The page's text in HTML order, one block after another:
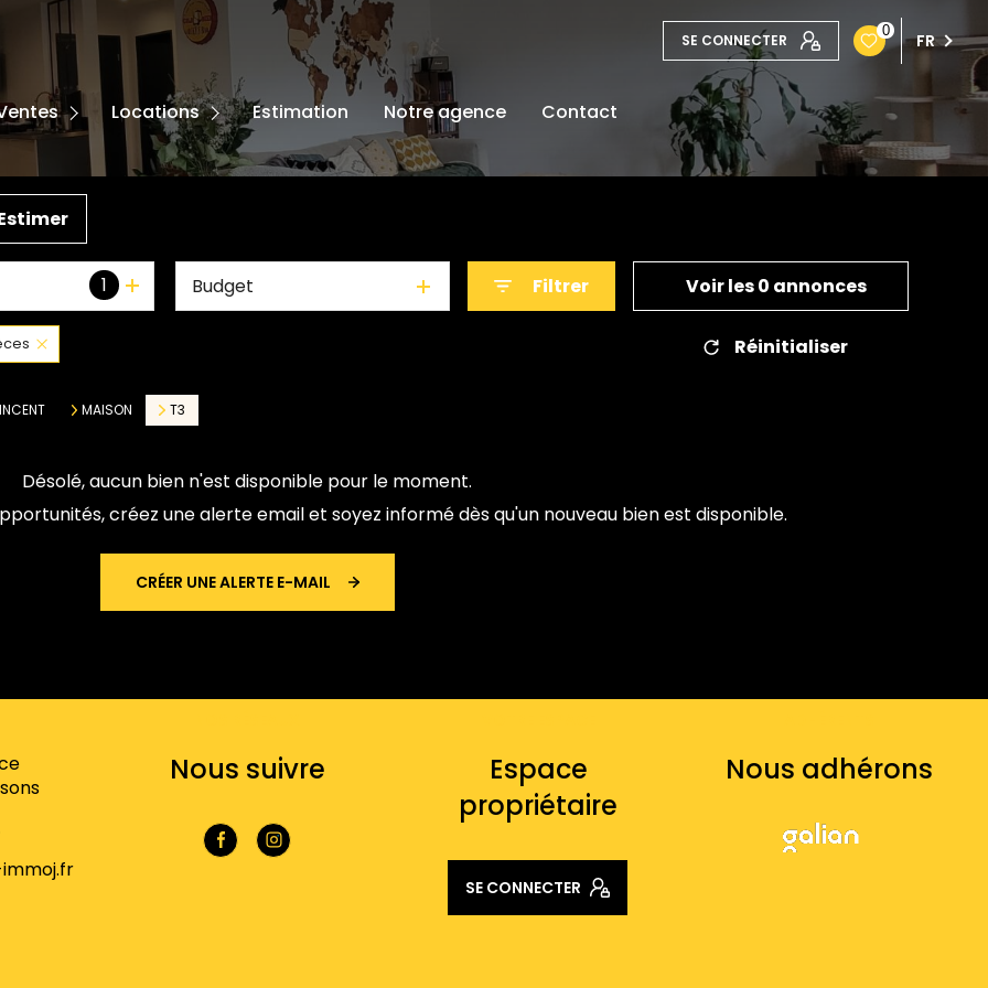
SE CONNECTER
0 FR
Locations
MAISONS
APPARTEMENTS
Estimation Notre agence Contact
1 Budget Filtrer Voir les0 annonces
Réinitialiser
MAISON T3
Désolé, aucun bien n'est disponible pour le moment.
créez une alerte email et soyez informé dès qu'un nouveau bien est disponible.
CRÉER UNE ALERTE E-MAIL
Nous suivre
Espace
propriétaire
SE CONNECTER
Nous adhérons